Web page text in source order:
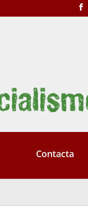
Contacta